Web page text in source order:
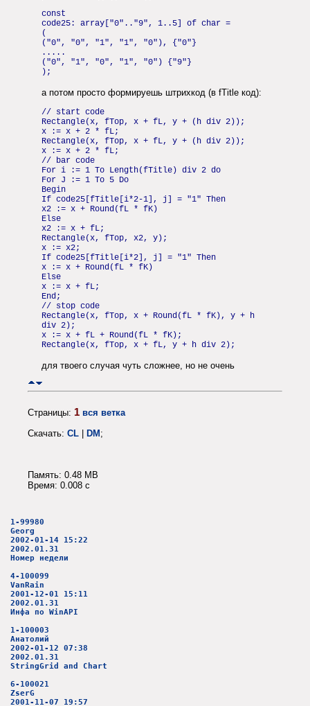
const
code25: array["0".."9", 1..5] of char =
(
("0", "0", "1", "1", "0"), {"0"}
.....
("0", "1", "0", "1", "0") {"9"}
);
а потом просто формируешь штрихкод (в fTitle код):
// start code
Rectangle(x, fTop, x + fL, y + (h div 2));
x := x + 2 * fL;
Rectangle(x, fTop, x + fL, y + (h div 2));
x := x + 2 * fL;
// bar code
For i := 1 To Length(fTitle) div 2 do
For J := 1 To 5 Do
Begin
If code25[fTitle[i*2-1], j] = "1" Then
x2 := x + Round(fL * fK)
Else
x2 := x + fL;
Rectangle(x, fTop, x2, y);
x := x2;
If code25[fTitle[i*2], j] = "1" Then
x := x + Round(fL * fK)
Else
x := x + fL;
End;
// stop code
Rectangle(x, fTop, x + Round(fL * fK), y + h
div 2);
x := x + fL + Round(fL * fK);
Rectangle(x, fTop, x + fL, y + h div 2);
для твоего случая чуть сложнее, но не очень
Страницы: 1 вся ветка
Скачать: CL DM ;
Память: 0.48 MB
Время: 0.008 c
1-99980
Georg
2002-01-14 15:22
2002.01.31
Номер недели
4-100099
VanRain
2001-12-01 15:11
2002.01.31
Инфа по WinAPI
1-100003
Анатолий
2002-01-12 07:38
2002.01.31
StringGrid and Chart
6-100021
ZserG
2001-11-07 19:57